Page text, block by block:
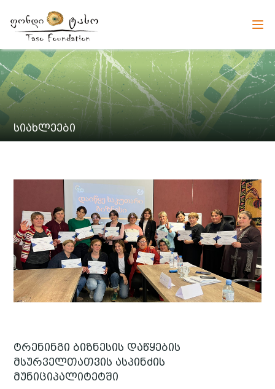
სიახლეები
ტრენინგი ბიზნესის დაწყების
მსურველთათვის ასპინძის
მუნიციპალიტეტში